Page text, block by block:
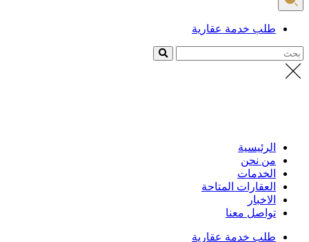
طلب خدمة عقارية
بحث
الرئيسية
من نحن
الخدمات
العقارات المتاحة
الاخبار
تواصل معنا
طلب خدمة عقارية